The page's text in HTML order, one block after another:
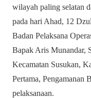
wilayah paling selatan
pada hari Ahad, 12
Badan Pelaksana
Bapak Aris Munandar,
Kecamatan Susukan,
Pertama, Pengamanan
pelaksanaan.